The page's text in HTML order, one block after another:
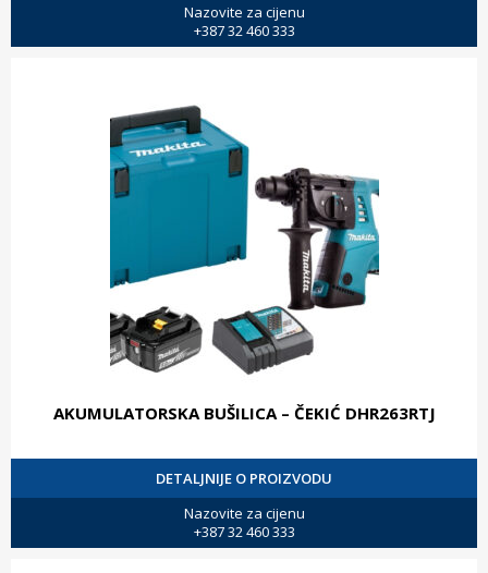
Nazovite za cijenu
+387 32 460 333
AKUMULATORSKA BUŠILICA – ČEKIĆ DHR263RTJ
DETALJNIJE O PROIZVODU
Nazovite za cijenu
+387 32 460 333